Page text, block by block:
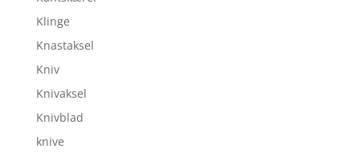
Klinge
Knastaksel
Kniv
Knivaksel
Knivblad
knive